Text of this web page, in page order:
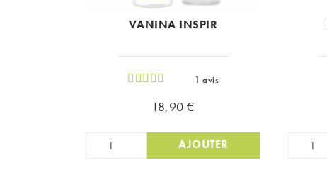
VANINA INSPIR
1 avis
Prix
18,90 €
AJOUTER